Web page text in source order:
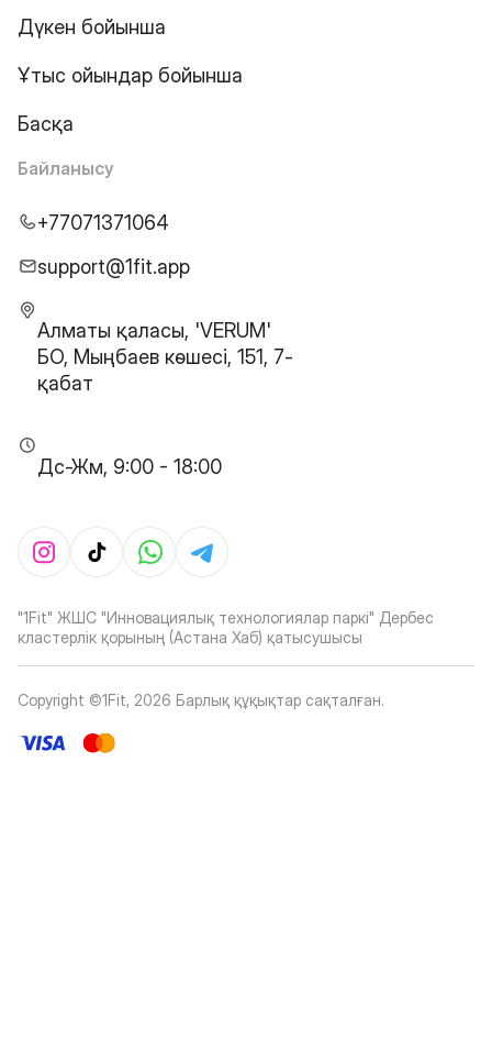
Дүкен бойынша
Ұтыс ойындар бойынша
Басқа
Байланысу
+77071371064
support@1fit.app
Алматы қаласы, 'VERUM'
БО, Мыңбаев көшесі, 151, 7-
қабат
Дс-Жм, 9:00 - 18:00
"1Fit" ЖШС "Инновациялық технологиялар паркі" Дербес
кластерлік қорының (Астана Хаб) қатысушысы
Copyright ©1Fit, 2026 Барлық құқықтар сақталған.